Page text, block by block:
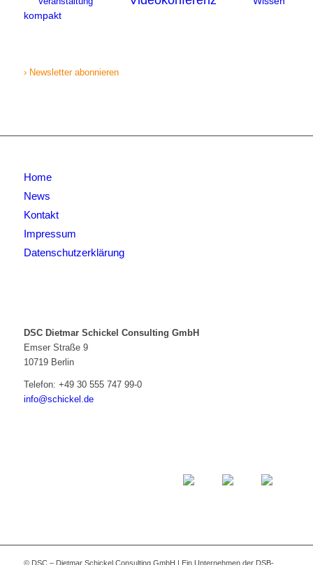
kompakt
› Newsletter abonnieren
Home
News
Kontakt
Impressum
Datenschutzerklärung
DSC Dietmar Schickel Consulting GmbH
Emser Straße 9
10719 Berlin
Telefon: +49 30 555 747 99-0
info@schickel.de
© DSC – Dietmar Schickel Consulting GmbH | Ein Unternehmen der DSB-